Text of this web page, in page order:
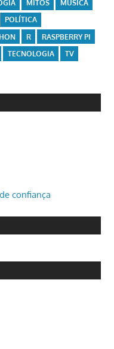
MITOS
MÚSICA
POLÍTICA
R
RASPBERRY PI
TECNOLOGIA
TV
confiança